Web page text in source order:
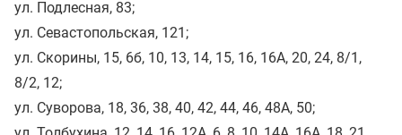
ул. Подлесная, 83;
ул. Севастопольская, 121;
ул. Скорины, 15, 6б, 10, 13, 14, 15, 16, 16А, 20, 24, 8/1,
8/2, 12;
ул. Суворова, 18, 36, 38, 40, 42, 44, 46, 48А, 50;